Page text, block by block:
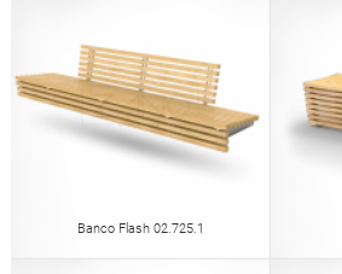
Banco Flash 02.725.1